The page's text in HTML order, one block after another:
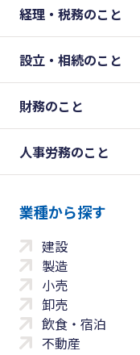
経理・税務のこと
設立・相続のこと
財務のこと
人事労務のこと
業種から探す
建設
製造
小売
卸売
飲食・宿泊
不動産